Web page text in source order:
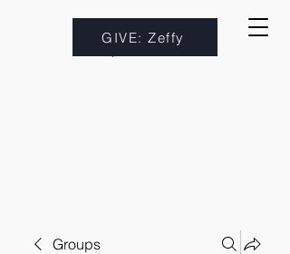
GIVE: Zeffy
Groups